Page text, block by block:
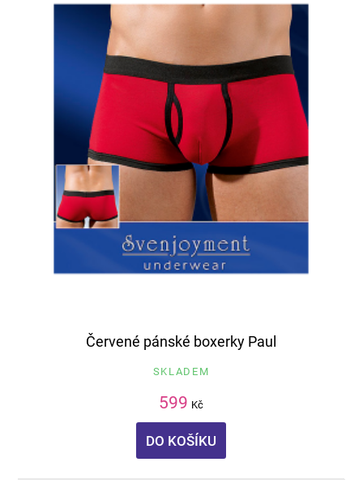
Červené pánské boxerky Paul
SKLADEM
599 Kč
DO KOŠÍKU